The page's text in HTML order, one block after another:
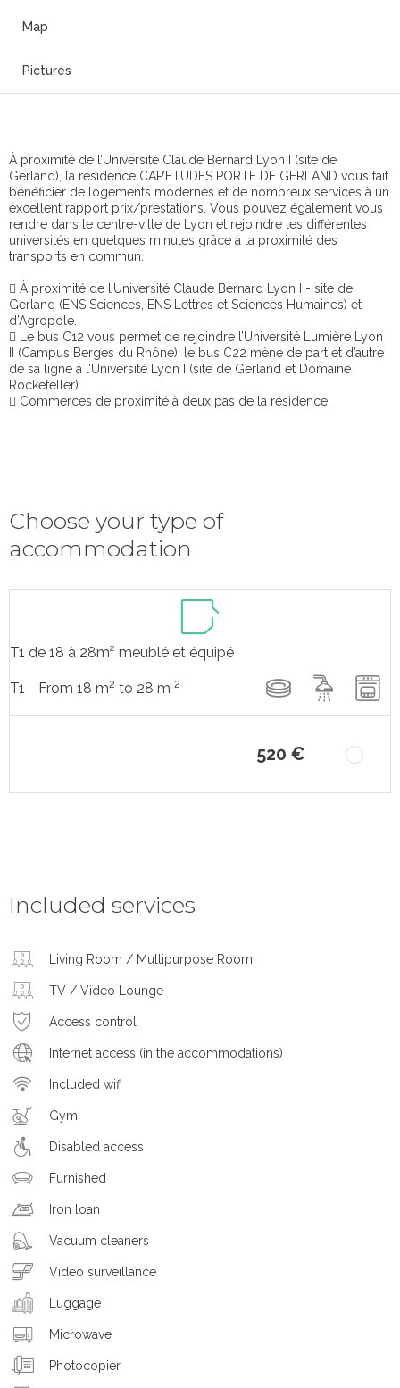
Map
Pictures
À proximité de l’Université Claude Bernard Lyon I (site de
Gerland), la résidence CAP’ETUDES PORTE DE GERLAND vous fait
bénéficier de logements modernes et de nombreux services à un
excellent rapport prix/prestations. Vous pouvez également vous
rendre dans le centre-ville de Lyon et rejoindre les différentes
universités en quelques minutes grâce à la proximité des
transports en commun.
 À proximité de l’Université Claude Bernard Lyon I - site de
Gerland (ENS Sciences, ENS Lettres et Sciences Humaines) et
d’Agropole.
 Le bus C12 vous permet de rejoindre l’Université Lumière Lyon
II (Campus Berges du Rhône), le bus C22 mène de part et d’autre
de sa ligne à l’Université Lyon I (site de Gerland et Domaine
Rockefeller).
 Commerces de proximité à deux pas de la résidence.
Choose your type of
accommodation
T1 de 18 à 28m² meublé et équipé
T1 From 18 m2 to 28 m 2
520 €
Included services
Living Room / Multipurpose Room
TV / Video Lounge
Access control
Internet access (in the accommodations)
Included wifi
Gym
Disabled access
Furnished
Iron loan
Vacuum cleaners
Video surveillance
Luggage
Microwave
Photocopier